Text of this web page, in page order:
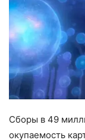
Сборы в 49
окупаемость